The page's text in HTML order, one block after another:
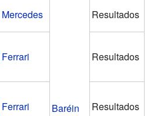
Baréin
Mercedes Resultados
Ferrari Resultados
Ferrari Resultados